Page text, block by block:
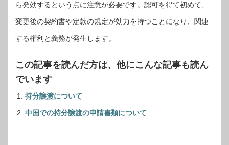
ら発効するという点に注意が必要です。認可を得て初めて、
変更後の契約書や定款の規定が効力を持つことになり、関連
する権利と義務が発生します。
この記事を読んだ方は、他にこんな記事も読ん
でいます
持分譲渡について
中国での持分譲渡の申請書類について